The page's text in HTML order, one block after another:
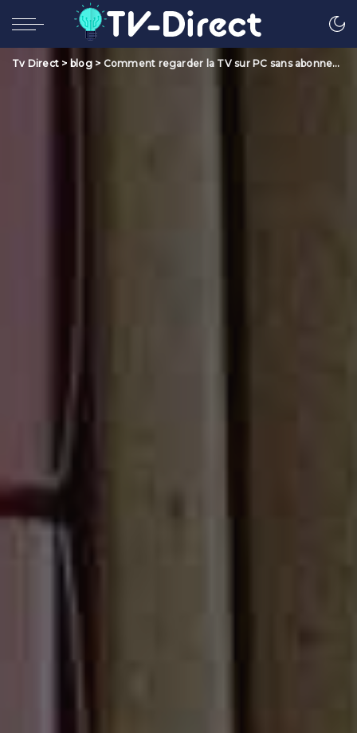
Tv Direct > blog> Comment regarder la TV sur PC sans abonnement ?